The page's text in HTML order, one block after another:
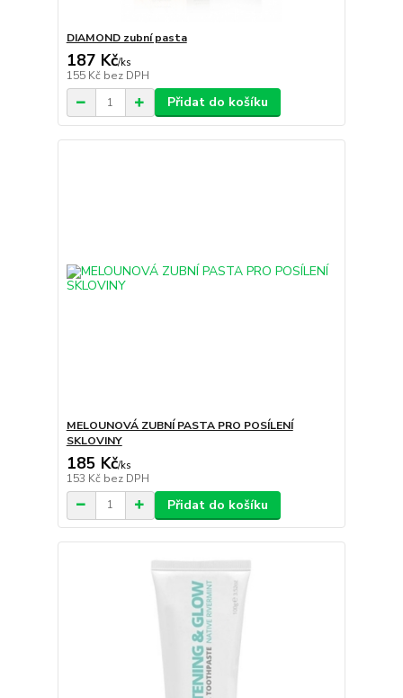
DIAMOND zubní pasta
187 Kč/ks
155 Kč bez DPH
Přidat do košíku
MELOUNOVÁ ZUBNÍ PASTA PRO POSÍLENÍ
SKLOVINY
185 Kč/ks
153 Kč bez DPH
Přidat do košíku